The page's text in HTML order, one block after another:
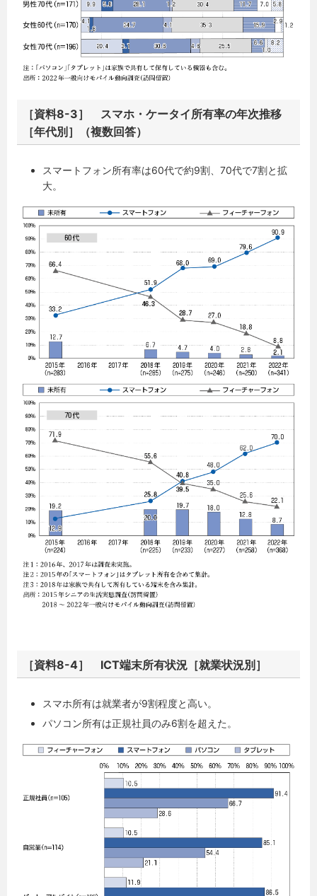
［資料8-3］ スマホ・ケータイ所有率の年次推移
［年代別］（複数回答）
スマートフォン所有率は60代で約9割、70代で7割と拡
大。
［資料8-4］ ICT端末所有状況［就業状況別］
スマホ所有は就業者が9割程度と高い。
パソコン所有は正規社員のみ6割を超えた。